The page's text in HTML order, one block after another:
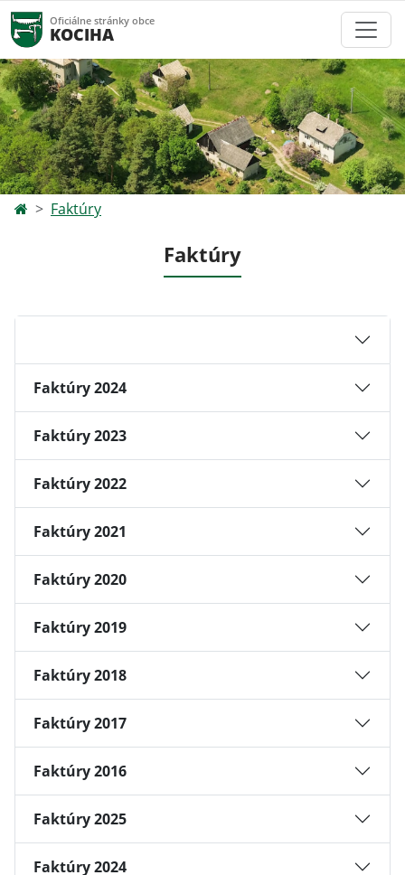
Oficiálne stránky obce
KOCIHA
Faktúry
Faktúry
Faktúry 2024
Faktúry 2023
Faktúry 2022
Faktúry 2021
Faktúry 2020
Faktúry 2019
Faktúry 2018
Faktúry 2017
Faktúry 2016
Faktúry 2025
Faktúry 2024